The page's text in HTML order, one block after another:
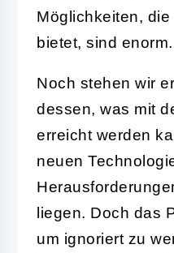
Möglichkeiten,
bietet, sind enorm.
Noch stehen wir
dessen, was mit
erreicht werden
neuen
liegen. Doch das
um ignoriert zu